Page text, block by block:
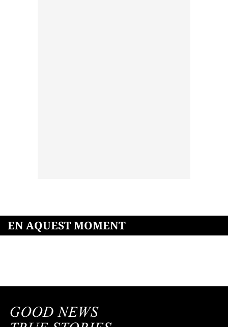
EN AQUEST MOMENT